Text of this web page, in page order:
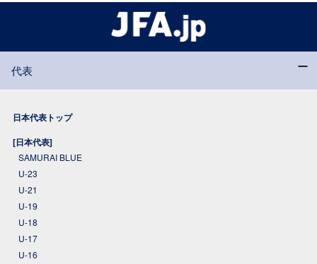
代表
日本代表トップ
[日本代表]
SAMURAI BLUE
U-23
U-21
U-19
U-18
U-17
U-16